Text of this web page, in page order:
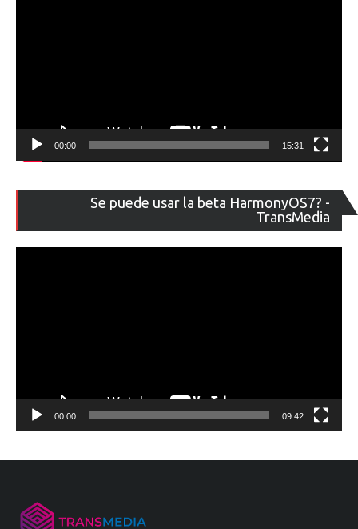
00:00 15:31
Se puede usar la beta HarmonyOS7? -
TransMedia
de
00:00 09:42